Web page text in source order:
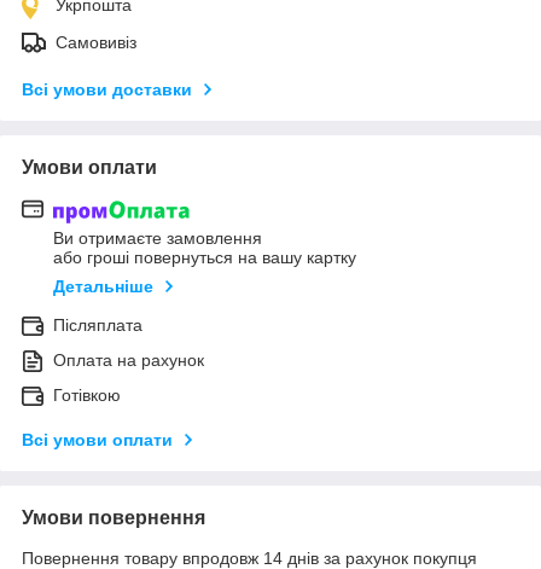
Укрпошта
Самовивіз
Всі умови доставки
Умови оплати
Ви отримаєте замовлення
або гроші повернуться на вашу картку
Детальніше
Післяплата
Оплата на рахунок
Готівкою
Всі умови оплати
Умови повернення
Повернення товару впродовж 14 днів за рахунок покупця